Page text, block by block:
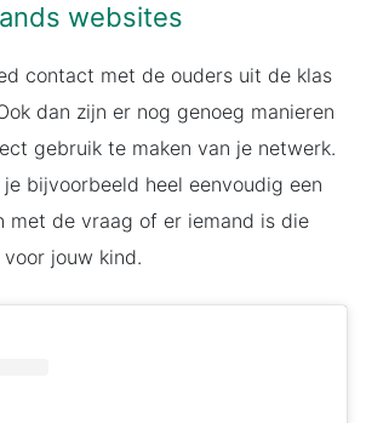
websites
contact met de ouders uit de klas
dan zijn er nog genoeg manieren
gebruik te maken van je netwerk.
je bijvoorbeeld heel eenvoudig een
met de vraag of er iemand is die
jouw kind.